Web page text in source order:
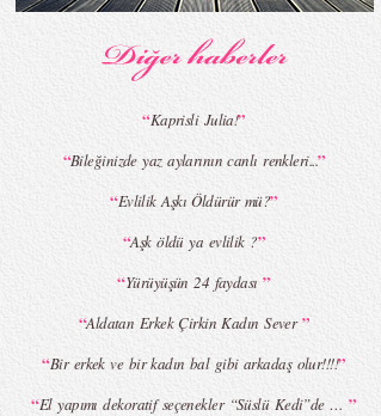
“Kaprisli Julia!”
“Bileğinizde yaz aylarının canlı renkleri...”
“Evlilik Aşkı Öldürür mü?”
“Aşk öldü ya evlilik ?”
“Yürüyüşün 24 faydası”
“Aldatan Erkek Çirkin Kadın Sever”
“Bir erkek ve bir kadın bal gibi arkadaş olur!!!!”
“El yapımı dekoratif seçenekler “Süslü Kedi”de …”